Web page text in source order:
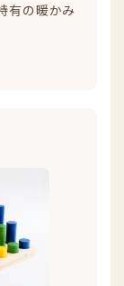
有の暖かみ